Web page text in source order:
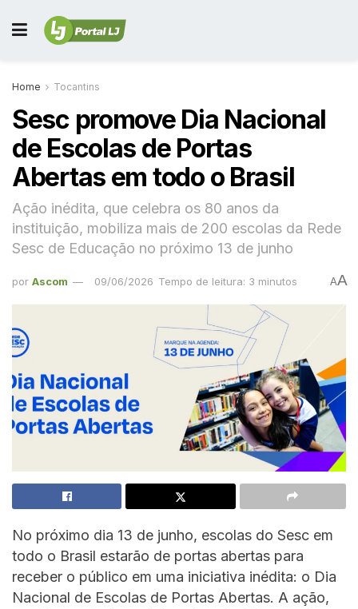
Home Tocantins
Sesc promove Dia Nacional
de Escolas de Portas
Abertas em todo o Brasil
Ação inédita, que celebra os 80 anos da
instituição, mobiliza mais de 200 escolas da Rede
Sesc de Educação no próximo 13 de junho
por Ascom 09/06/2026 Tempo de leitura: 3 minutos AA
No próximo dia 13 de junho, escolas do Sesc em
todo o Brasil estarão de portas abertas para
receber o público em uma iniciativa inédita: o Dia
Nacional de Escolas de Portas Abertas. A ação,